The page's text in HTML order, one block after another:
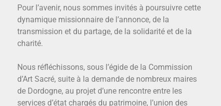
Pour l’avenir, nous sommes invités à poursuivre cette
dynamique missionnaire de l’annonce, de la
transmission et du partage, de la solidarité et de la
charité.
Nous réfléchissons, sous l’égide de la Commission
d’Art Sacré, suite à la demande de nombreux maires
de Dordogne, au projet d’une rencontre entre les
services d’état chargés du patrimoine, l’union des